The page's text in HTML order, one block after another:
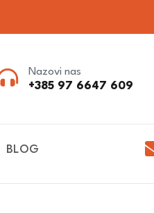
Nazovi nas
+385 97 6647 609
BLOG